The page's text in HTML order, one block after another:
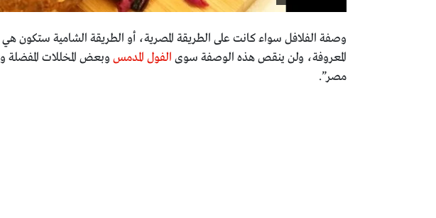
وصفة الفلافل سواء كانت على الطريقة المصرية، أو الطريقة الشامية ستكون
المعروفة، ولن ينقص هذه الوصفة سوى الفول المدمس وبعض المخللات المفضلة
مصر”.